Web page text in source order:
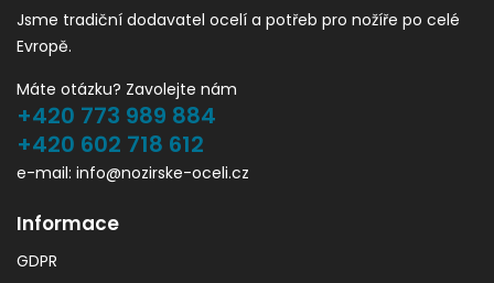
Jsme tradiční dodavatel ocelí a potřeb pro nožíře po celé
Evropě.
Máte otázku? Zavolejte nám
+420 773 989 884
+420 602 718 612
e-mail: info@nozirske-oceli.cz
Informace
GDPR